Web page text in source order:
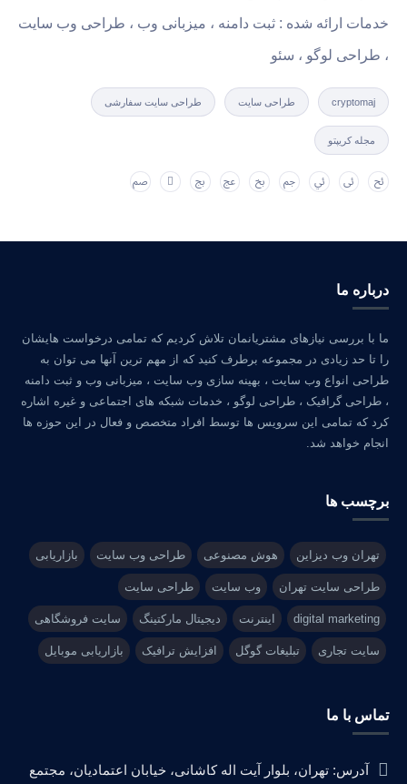
خدمات ارائه شده : ثبت دامنه ، میزبانی وب ، طراحی وب سایت
، طراحی لوگو ، سئو
cryptomaj طراحی سایت طراحی سایت سفارشی
مجله کریپتو
درباره ما
ما با بررسی نیازهای مشتریانمان تلاش کردیم که تمامی درخواست هایشان
را تا حد زیادی در مجموعه برطرف کنید که از مهم ترین آنها می توان به
طراحی انواع وب سایت ، بهینه سازی وب سایت ، میزبانی وب و ثبت دامنه
، طراحی گرافیک ، طراحی لوگو ، خدمات شبکه های اجتماعی و غیره اشاره
کرد که تمامی این سرویس ها توسط افراد متخصص و فعال در این حوزه ها
انجام خواهد شد.
برچسب ها
تهران وب دیزاین هوش مصنوعی طراحی وب سایت بازاریابی
طراحی سایت تهران وب سایت طراحی سایت
digital marketing اینترنت دیجیتال مارکتینگ سایت فروشگاهی
سایت تجاری تبلیغات گوگل افزایش ترافیک بازاریابی موبایل
تماس با ما
آدرس: تهران، بلوار آیت اله کاشانی، خیابان اعتمادیان، مجتمع